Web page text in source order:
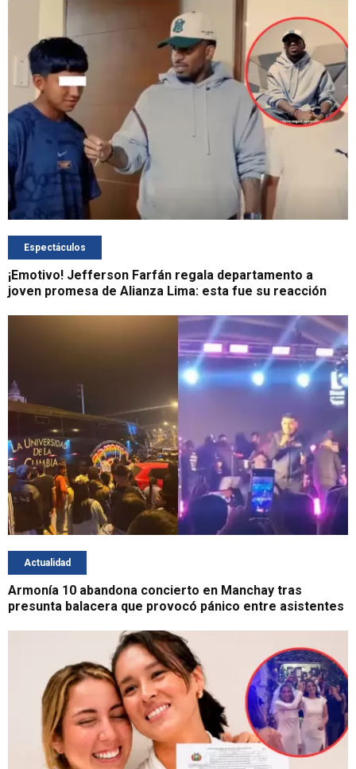
Espectáculos
¡Emotivo! Jefferson Farfán regala departamento a
joven promesa de Alianza Lima: esta fue su reacción
Actualidad
Armonía 10 abandona concierto en Manchay tras
presunta balacera que provocó pánico entre asistentes